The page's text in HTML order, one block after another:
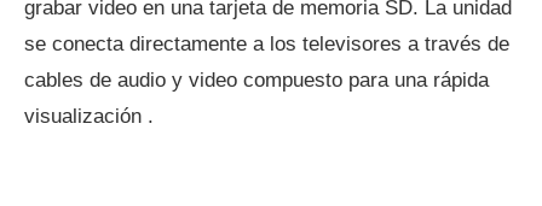
grabar video en una tarjeta de memoria SD. La unidad
se conecta directamente a los televisores a través de
cables de audio y video compuesto para una rápida
visualización .